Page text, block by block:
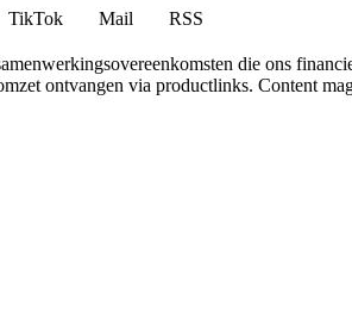
TikTok Mail
RSS
die ons
ontvangen via productlinks. Content